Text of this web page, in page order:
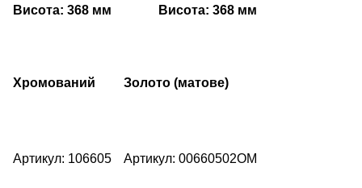
Висота: 368 мм Висота: 368 мм
Хромований
Артикул: 106605
Золото (матове)
Артикул: 00660502OM